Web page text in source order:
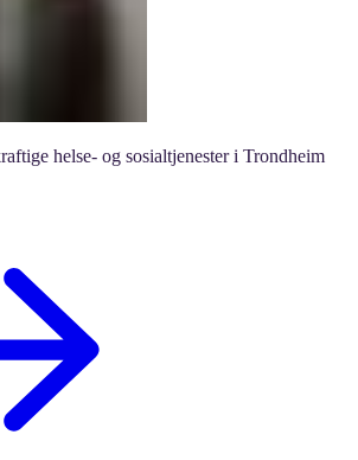
helse- og sosialtjenester i Trondheim